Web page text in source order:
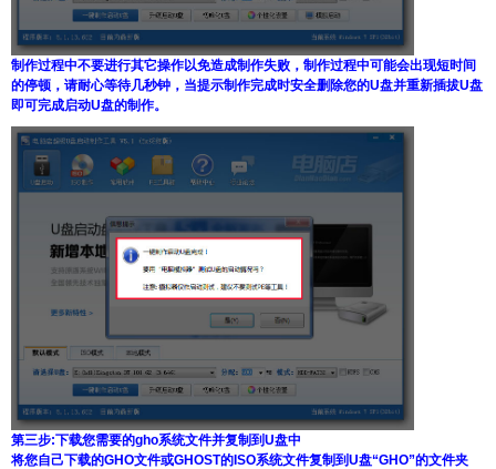
制作过程中不要进行其它操作以免造成制作失败，制作过程中可能会出现短时间
的停顿，请耐心等待几秒钟，当提示制作完成时安全删除您的U盘并重新插拔U盘
即可完成启动U盘的制作。
第三步:下载您需要的gho系统文件并复制到U盘中
将您自己下载的GHO文件或GHOST的ISO系统文件复制到U盘“GHO”的文件夹